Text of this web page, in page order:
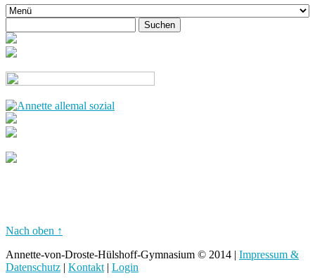
Nach oben ↑
Annette-von-Droste-Hülshoff-Gymnasium © 2014 | Impressum &
Datenschutz | Kontakt | Login